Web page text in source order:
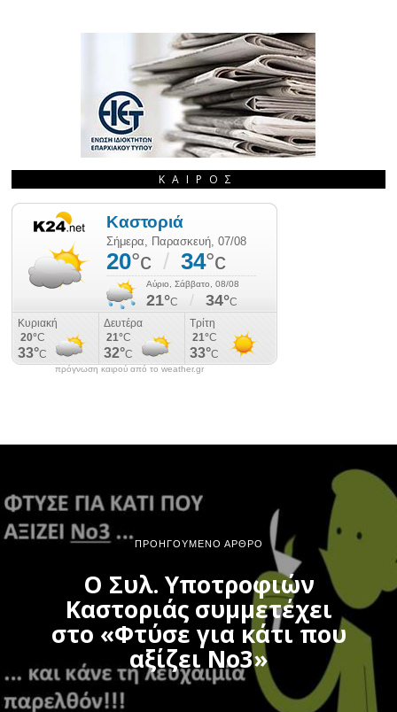
ΚΑΙΡΌΣ
πρόγνωση καιρού από το weather.gr
ΠΡΟΗΓΟΎΜΕΝΟ ΆΡΘΡΟ
Ο Συλ. Υποτροφιών
Καστοριάς συμμετέχει
στο «Φτύσε για κάτι που
αξίζει Νο3»